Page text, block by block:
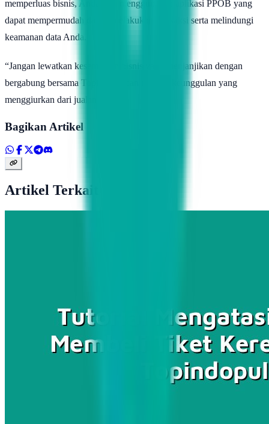
memperluas bisnis, Anda bisa menggunakan aplikasi PPOB yang
dapat mempermudah dalam melakukan transaksi serta melindungi
keamanan data Anda.
“Jangan lewatkan kesempatan bisnis yang menjanjikan dengan
bergabung bersama Topindoku dan nikmati keunggulan yang
menggiurkan dari jualan pulsa!”
Bagikan Artikel
Artikel Terkait